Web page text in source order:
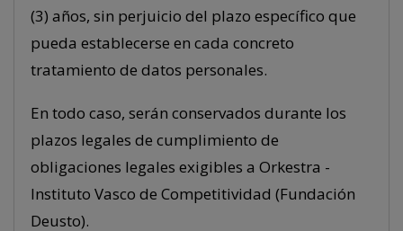
(3) años, sin perjuicio del plazo específico que
pueda establecerse en cada concreto
tratamiento de datos personales.
En todo caso, serán conservados durante los
plazos legales de cumplimiento de
obligaciones legales exigibles a Orkestra -
Instituto Vasco de Competitividad (Fundación
Deusto).